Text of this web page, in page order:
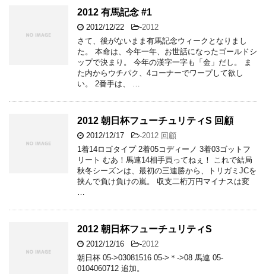
2012 有馬記念 #1
2012/12/22 -2012
さて、後がないまま有馬記念ウィークとなりまし
た。 本命は、今年一年、お世話になったゴールドシ
ップで決まり。 今年の漢字一字も「金」だし。 ま
た内からウチパク、4コーナーでワープして欲し
い。 2番手は、 …
2012 朝日杯フューチュリティS 回顧
2012/12/17 -2012 回顧
1着14ロゴタイプ 2着05コディーノ 3着03ゴットフ
リート むあ！馬連14相手買ってねぇ！ これで結局
秋冬シーズンは、最初の三連勝から、トリガミJCを
挟んで負け負けの嵐。 収支二桁万円マイナスは変
2012 朝日杯フューチュリティS
2012/12/16 -2012
朝日杯 05->03081516 05->＊->08 馬連 05-
0104060712 追加。